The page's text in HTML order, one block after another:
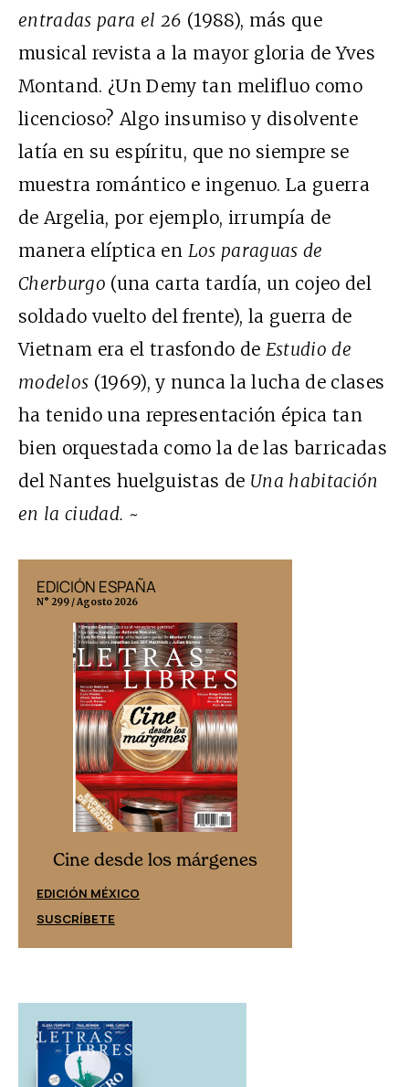
entradas para el 26 (1988), más que
musical revista a la mayor gloria de Yves
Montand. ¿Un Demy tan melifluo como
licencioso? Algo insumiso y disolvente
latía en su espíritu, que no siempre se
muestra romántico e ingenuo. La guerra
de Argelia, por ejemplo, irrumpía de
manera elíptica en Los paraguas de
Cherburgo (una carta tardía, un cojeo del
soldado vuelto del frente), la guerra de
Vietnam era el trasfondo de Estudio de
modelos (1969), y nunca la lucha de clases
ha tenido una representación épica tan
bien orquestada como la de las barricadas
del Nantes huelguistas de Una habitación
en la ciudad. ~
EDICIÓN ESPAÑA
N° 299 / Agosto 2026
Cine desde los márgenes
EDICIÓN MÉXICO
SUSCRÍBETE